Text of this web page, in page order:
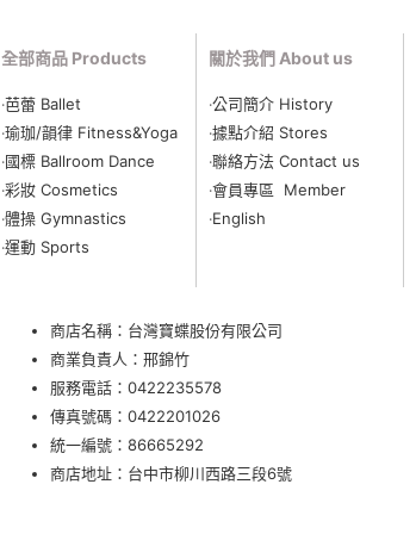
全部商品 Products
‧芭蕾 Ballet
‧瑜珈/韻律 Fitness&Yoga
‧國標 Ballroom Dance
‧彩妝 Cosmetics
‧體操 Gymnastics
‧運動 Sports
關於我們 About us
‧公司簡介 History
‧據點介紹 Stores
‧聯絡方法 Contact us
‧會員專區 Member
‧English
商店名稱：台灣寶蝶股份有限公司
商業負責人：邢錦竹
服務電話： 0422235578
傳真號碼：0422201026
統一編號：86665292
商店地址： 台中市柳川西路三段6號